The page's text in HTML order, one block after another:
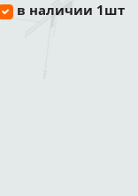
в наличии 1шт